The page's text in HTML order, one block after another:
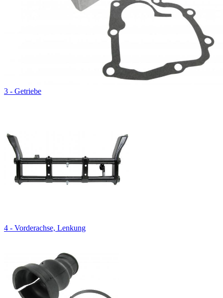
3 - Getriebe
4 - Vorderachse, Lenkung